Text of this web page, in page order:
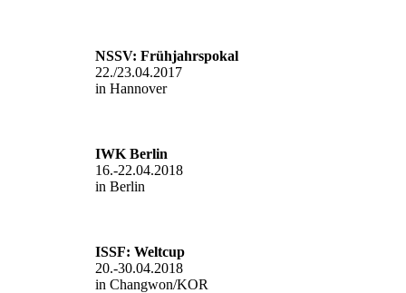
NSSV: Frühjahrspokal
22./23.04.2017
in Hannover
IWK Berlin
16.-22.04.2018
in Berlin
ISSF: Weltcup
20.-30.04.2018
in Changwon/KOR